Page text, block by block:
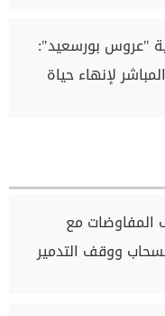
"عروس بورسعيد":
لإنهاء حياة
المفاوضات مع
ووقف التدمير